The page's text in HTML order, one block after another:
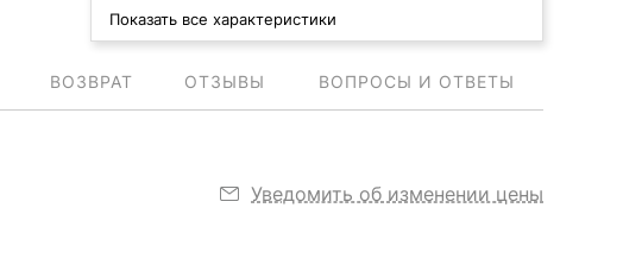
Показать все характеристики
ВОЗВРАТ ОТЗЫВЫ ВОПРОСЫ И ОТВЕТЫ
Уведомить об изменении цены